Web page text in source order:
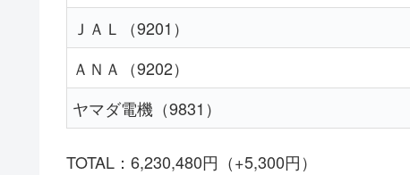
ＪＡＬ（9201）
ＡＮＡ（9202）
ヤマダ電機（9831）
TOTAL：6,230,480円（+5,300円）